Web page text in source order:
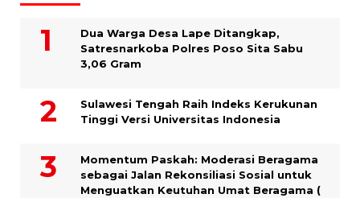
Dua Warga Desa Lape Ditangkap,
Satresnarkoba Polres Poso Sita Sabu
3,06 Gram
Sulawesi Tengah Raih Indeks Kerukunan
Tinggi Versi Universitas Indonesia
Momentum Paskah: Moderasi Beragama
sebagai Jalan Rekonsiliasi Sosial untuk
Menguatkan Keutuhan Umat Beragama (